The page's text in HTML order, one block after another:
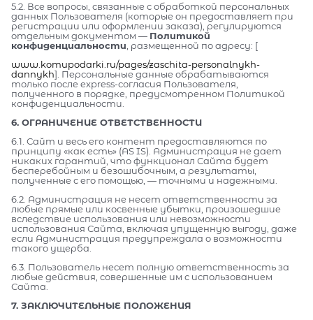
5.2. Все вопросы, связанные с обработкой персональных
данных Пользователя (которые он предоставляет при
регистрации или оформлении заказа), регулируются
отдельным документом — Политикой
конфиденциальности, размещенной по адресу: [
www.komupodarki.ru/pages/zaschita-personalnykh-
dannykh]. Персональные данные обрабатываются
только после express-согласия Пользователя,
полученного в порядке, предусмотренном Политикой
конфиденциальности.
6. ОГРАНИЧЕНИЕ ОТВЕТСТВЕННОСТИ
6.1. Сайт и весь его контент предоставляются по
принципу «как есть» (AS IS). Администрация не дает
никаких гарантий, что функционал Сайта будет
бесперебойным и безошибочным, а результаты,
полученные с его помощью, — точными и надежными.
6.2. Администрация не несет ответственности за
любые прямые или косвенные убытки, произошедшие
вследствие использования или невозможности
использования Сайта, включая упущенную выгоду, даже
если Администрация предупреждала о возможности
такого ущерба.
6.3. Пользователь несет полную ответственность за
любые действия, совершенные им с использованием
Сайта.
7. ЗАКЛЮЧИТЕЛЬНЫЕ ПОЛОЖЕНИЯ